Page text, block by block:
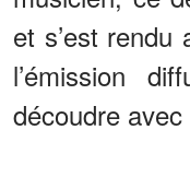
et s’est
l’émission
découdre avec